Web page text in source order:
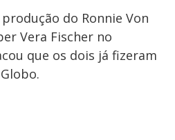
do Ronnie Von
Vera Fischer no
que os dois já fizeram